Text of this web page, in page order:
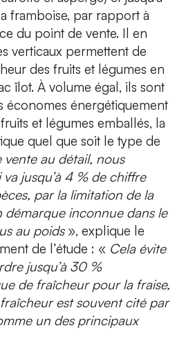
framboise, par rapport à
du point de vente. Il en
verticaux permettent de
des fruits et légumes en
îlot. À volume égal, ils sont
économes énergétiquement
et légumes emballés, la
quel que soit le type de
vente au détail, nous
jusqu’à 4 % de chiffre
par la limitation de la
inconnue dans le
au poids», explique le
de l’étude : « Cela évite
jusqu’à 30 %
de fraîcheur pour la fraise,
est souvent cité par
un des principaux